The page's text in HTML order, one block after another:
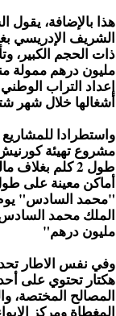
هذا بالإضافة، يقول
مليون درهم ممولة
إعداد التراب
أشغالها خلال شهر
واستطرادا للمشاريع
مشروع تهيئة
أماكن معينة على
مليون درهم"
هكتار تحتوي على
المصالح المختصة،